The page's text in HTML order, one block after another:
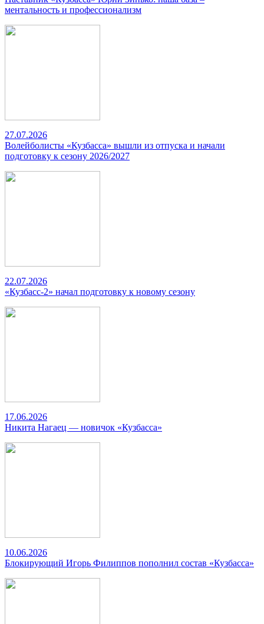
ментальность и профессионализм
27.07.2026
Волейболисты «Кузбасса» вышли из отпуска и начали
подготовку к сезону 2026/2027
22.07.2026
«Кузбасс-2» начал подготовку к новому сезону
17.06.2026
Никита Нагаец — новичок «Кузбасса»
10.06.2026
Блокирующий Игорь Филиппов пополнил состав «Кузбасса»